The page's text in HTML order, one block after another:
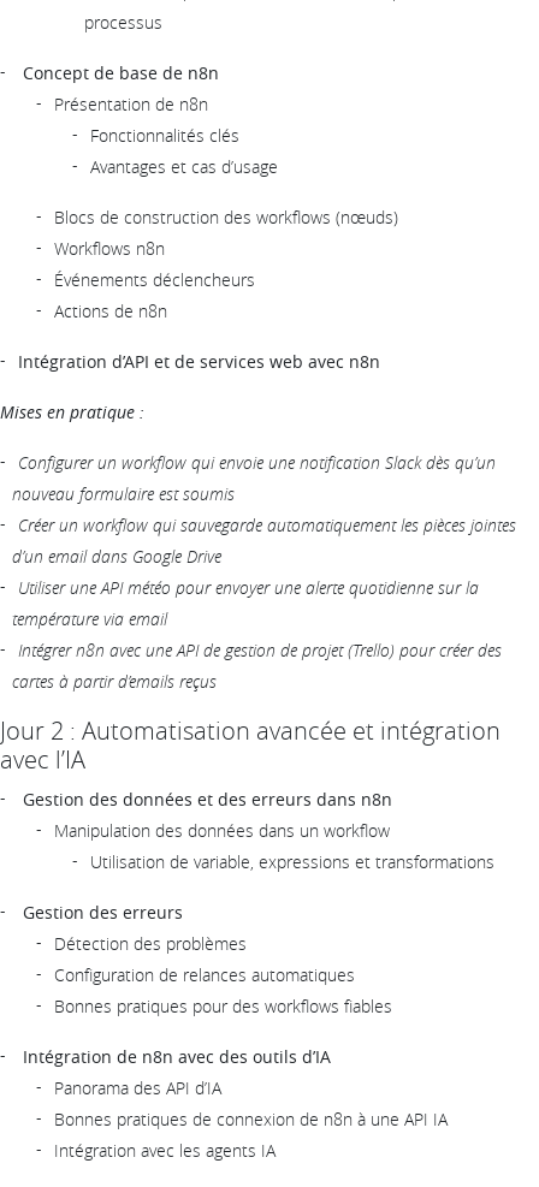
processus
Concept de base de n8n
Présentation de n8n
Fonctionnalités clés
Avantages et cas d’usage
Blocs de construction des workflows (nœuds)
Workflows n8n
Événements déclencheurs
Actions de n8n
Intégration d’API et de services web avec n8n
Mises en pratique :
Configurer un workflow qui envoie une notification Slack dès qu’un
nouveau formulaire est soumis
Créer un workflow qui sauvegarde automatiquement les pièces jointes
d’un email dans Google Drive
Utiliser une API météo pour envoyer une alerte quotidienne sur la
température via email
Intégrer n8n avec une API de gestion de projet (Trello) pour créer des
cartes à partir d’emails reçus
Jour 2 : Automatisation avancée et intégration
avec l’IA
Gestion des données et des erreurs dans n8n
Manipulation des données dans un workflow
Utilisation de variable, expressions et transformations
Gestion des erreurs
Détection des problèmes
Configuration de relances automatiques
Bonnes pratiques pour des workflows fiables
Intégration de n8n avec des outils d’IA
Panorama des API d’IA
Bonnes pratiques de connexion de n8n à une API IA
Intégration avec les agents IA